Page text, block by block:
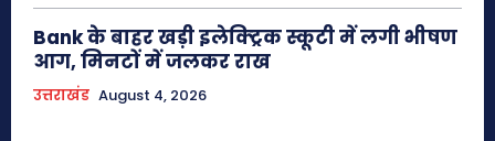
Bank के बाहर खड़ी इलेक्ट्रिक स्कूटी में लगी भीषण
आग, मिनटों में जलकर राख
उत्तराखंड August 4, 2026